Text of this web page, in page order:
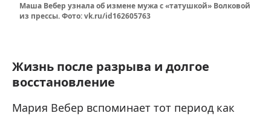
Маша Вебер узнала об измене мужа с «татушкой» Волковой
из прессы. Фото: vk.ru/id162605763
Жизнь после разрыва и долгое
восстановление
Мария Вебер вспоминает тот период как